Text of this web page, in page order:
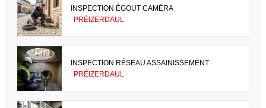
INSPECTION ÉGOUT CAMÉRA
PRÉIZERDAUL
INSPECTION RÉSEAU ASSAINISSEMENT
PRÉIZERDAUL